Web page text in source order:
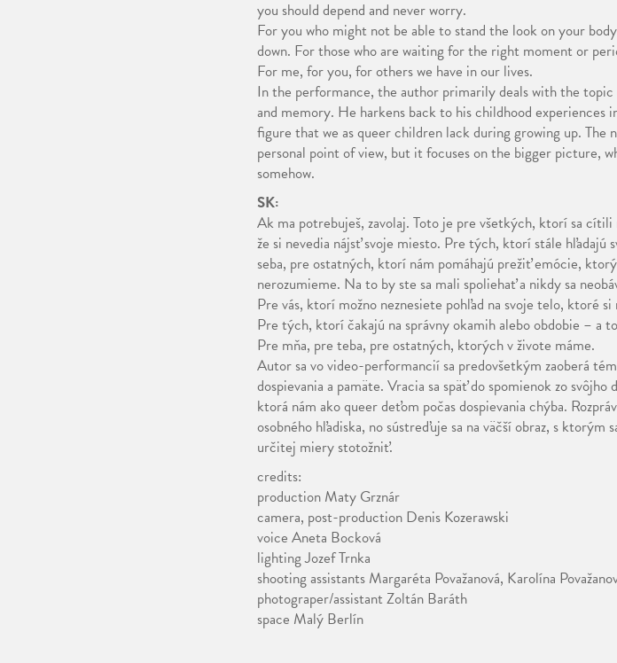
you should depend and never worry.
For you who might not be able to stand the look on your
down. For those who are waiting for the right moment or
For me, for you, for others we have in our lives.
In the performance, the author primarily deals with the
and memory. He harkens back to his childhood experiences
figure that we as queer children lack during growing up. The
personal point of view, but it focuses on the bigger picture,
somehow.
SK:
Ak ma potrebuješ, zavolaj. Toto je pre všetkých, ktorí sa
že si nevedia nájsť svoje miesto. Pre tých, ktorí stále hľadajú
seba, pre ostatných, ktorí nám pomáhajú prežiť emócie,
nerozumieme. Na to by ste sa mali spoliehať a nikdy sa
Pre vás, ktorí možno neznesiete pohľad na svoje telo, ktoré si
Pre tých, ktorí čakajú na správny okamih alebo obdobie – a
Pre mňa, pre teba, pre ostatných, ktorých v živote máme.
Autor sa vo video-performancií sa predovšetkým zaoberá
dospievania a pamäte. Vracia sa späť do spomienok zo
ktorá nám ako queer deťom počas dospievania chýba.
osobného hľadiska, no sústreďuje sa na väčší obraz, s ktorým
určitej miery stotožniť.
credits:
production Maty Grznár
camera, post-production Denis Kozerawski
voice Aneta Bocková
lighting Jozef Trnka
shooting assistants Margaréta Považanová, Karolína
photograper/assistant Zoltán Baráth
space Malý Berlín